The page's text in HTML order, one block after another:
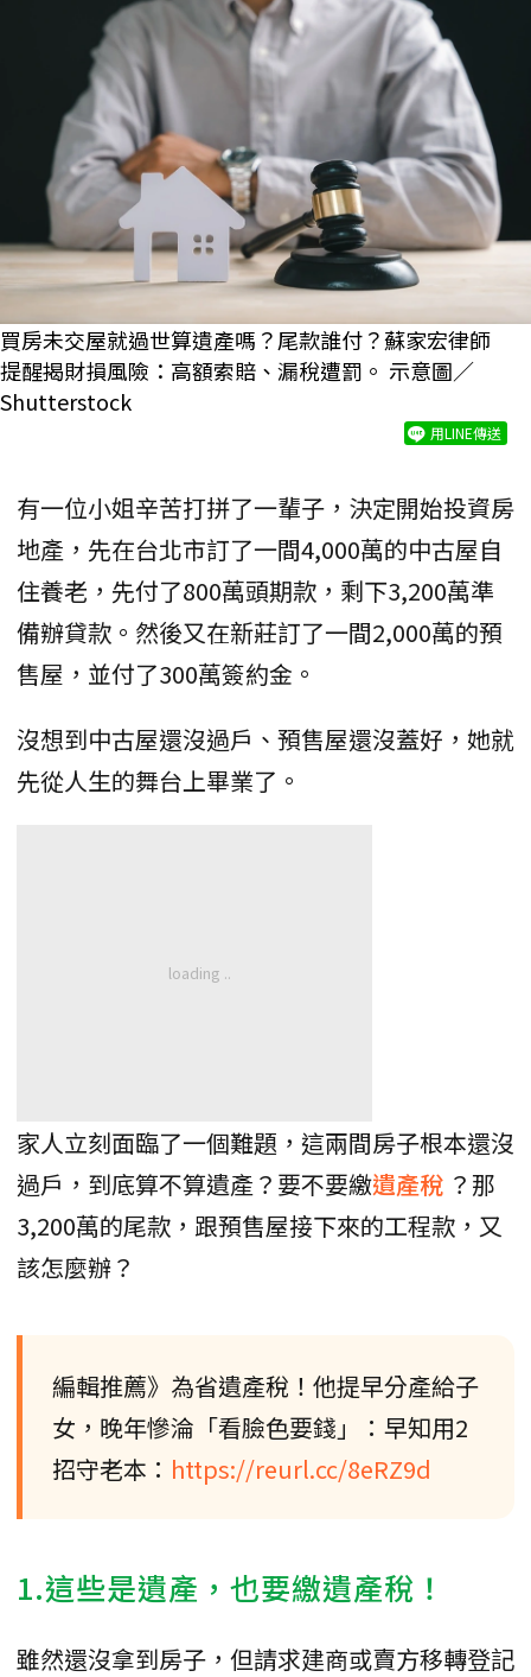
買房未交屋就過世算遺產嗎？尾款誰付？蘇家宏律師
提醒揭財損風險：高額索賠、漏稅遭罰。 示意圖／
Shutterstock
用LINE傳送
有一位小姐辛苦打拼了一輩子，決定開始投資房
地產，先在台北市訂了一間4,000萬的中古屋自
住養老，先付了800萬頭期款，剩下3,200萬準
備辦貸款。然後又在新莊訂了一間2,000萬的預
售屋，並付了300萬簽約金。
沒想到中古屋還沒過戶、預售屋還沒蓋好，她就
先從人生的舞台上畢業了。
家人立刻面臨了一個難題，這兩間房子根本還沒
過戶，到底算不算遺產？要不要繳遺產稅 ？那
3,200萬的尾款，跟預售屋接下來的工程款，又
該怎麼辦？
編輯推薦》為省遺產稅！他提早分產給子
女，晚年慘淪「看臉色要錢」：早知用2
招守老本： https://reurl.cc/8eRZ9d
1.這些是遺產，也要繳遺產稅！
雖然還沒拿到房子，但請求建商或賣方移轉登記